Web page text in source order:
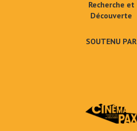
Recherche et
Découverte
SOUTENU PAR